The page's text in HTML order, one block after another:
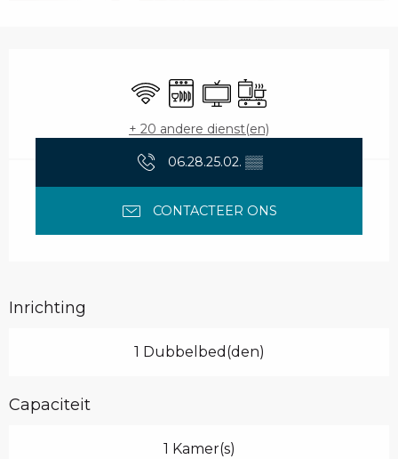
Wifi Vaatwassers
TelevisieKookplaat
+ 20 andere dienst(en)
06.28.25.02. ▒▒
CONTACTEER ONS
Inrichting
1 Dubbelbed(den)
Capaciteit
1 Kamer(s)